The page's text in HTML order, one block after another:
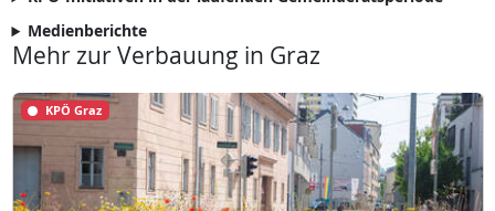
Medienberichte
Mehr zur Verbauung in Graz
KPÖ Graz